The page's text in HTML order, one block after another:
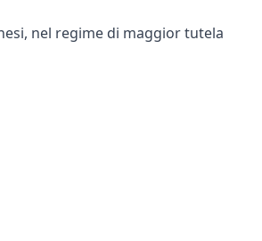
nel regime di maggior tutela